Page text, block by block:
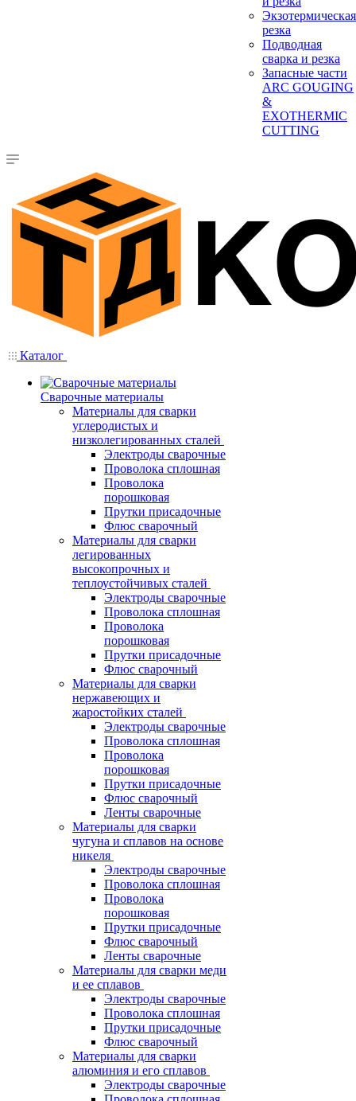
Экзотермическая
резка
Подводная
сварка и резка
Запасные части
ARC GOUGING
&
EXOTHERMIC
CUTTING
Каталог
Сварочные материалы
Материалы для сварки
углеродистых и
низколегированных сталей
Электроды сварочные
Проволока сплошная
Проволока
порошковая
Прутки присадочные
Флюс сварочный
Материалы для сварки
легированных
высокопрочных и
теплоустойчивых сталей
Электроды сварочные
Проволока сплошная
Проволока
порошковая
Прутки присадочные
Флюс сварочный
Материалы для сварки
нержавеющих и
жаростойких сталей
Электроды сварочные
Проволока сплошная
Проволока
порошковая
Прутки присадочные
Флюс сварочный
Ленты сварочные
Материалы для сварки
чугуна и сплавов на основе
никеля
Электроды сварочные
Проволока сплошная
Проволока
порошковая
Прутки присадочные
Флюс сварочный
Ленты сварочные
Материалы для сварки меди
и ее сплавов
Электроды сварочные
Проволока сплошная
Прутки присадочные
Флюс сварочный
Материалы для сварки
алюминия и его сплавов
Электроды сварочные